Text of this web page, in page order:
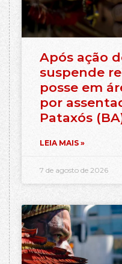
Após ação
suspende
posse em
por
Pataxós
LEIA MAIS »
7 de agosto de 2026